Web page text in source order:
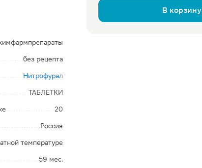
В корзину
без рецепта
Нитрофурал
ТАБЛЕТКИ
20
Россия
температуре
59 мес.